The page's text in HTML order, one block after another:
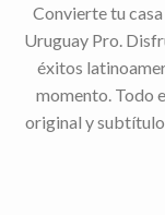
Convierte tu
Uruguay Pro.
éxitos
momento. Todo
original y